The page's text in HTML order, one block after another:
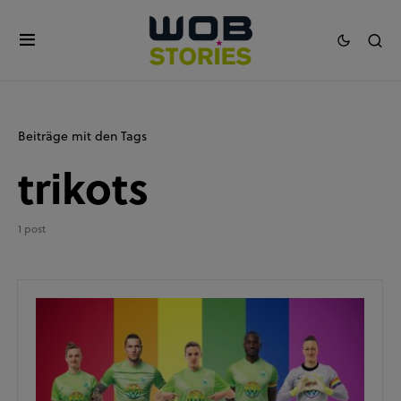
Beiträge mit den Tags
trikots
1 post